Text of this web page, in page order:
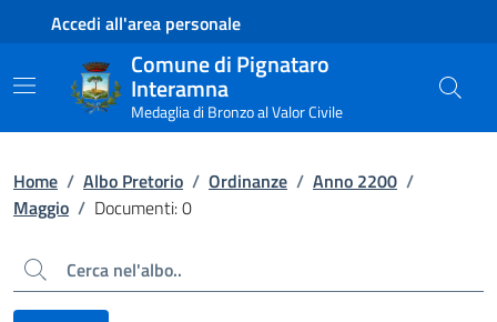
Contenuto principale
Piede di paginaAccedi all'area personale
Comune di Pignataro
Interamna
Medaglia di Bronzo al Valor Civile
Home / Albo Pretorio / Ordinanze / Anno 2200 /
Maggio / Documenti: 0
Cerca